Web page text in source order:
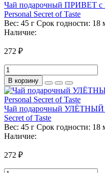
Чай подарочный ПРИВЕТ с
Personal Secret of Taste
Вес: 45 г Срок годности: 18
Наличие:
272 ₽
В корзину
Чай подарочный УЛЁТНЫЙ
Secret of Taste
Вес: 45 г Срок годности: 18
Наличие:
272 ₽